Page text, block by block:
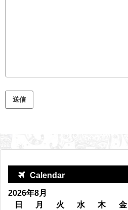
Calendar
2026年8月
日
月 火 水 木 金